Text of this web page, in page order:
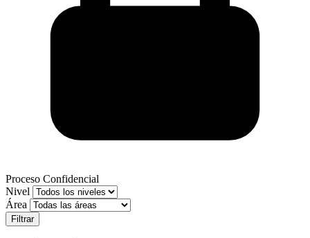
Proceso Confidencial
Nivel
Área